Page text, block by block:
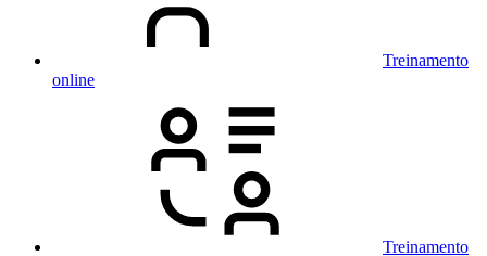
Treinamento
online
Treinamento